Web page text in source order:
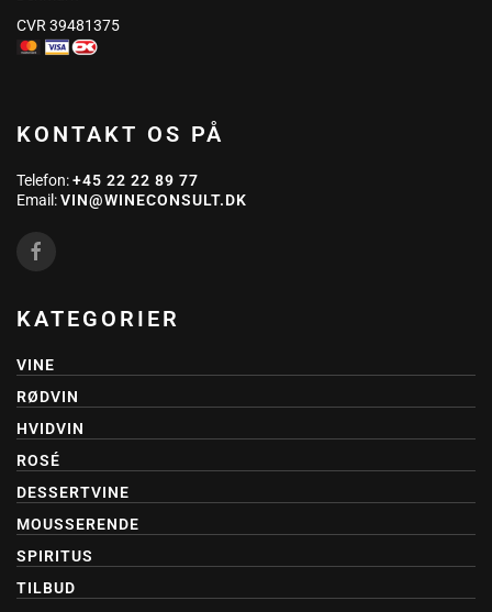
CVR 39481375
KONTAKT OS PÅ
Telefon:+45 22 22 89 77
Email:VIN@WINECONSULT.DK
KATEGORIER
VINE
RØDVIN
HVIDVIN
ROSÉ
DESSERTVINE
MOUSSERENDE
SPIRITUS
TILBUD